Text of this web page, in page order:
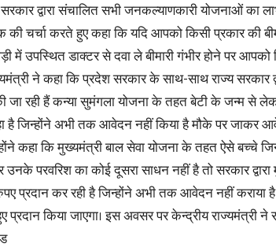
द्वारा संचालित सभी जनकल्याणकारी योजनाओं का
चर्चा करते हुए कहा कि यदि आपको किसी प्रकार की
में उपस्थित डाक्टर से दवा ले बीमारी गंभीर होने पर
ने कहा कि प्रदेश सरकार के साथ-साथ राज्य सरकार
जा रही हैं कन्या सुमंगला योजना के तहत बेटी के जन्म से
है जिन्होंने अभी तक आवेदन नहीं किया है मौके पर
कहा कि मुख्यमंत्री बाल सेवा योजना के तहत ऐसे बच्चे
परवरिश का कोई दूसरा साधन नहीं है तो सरकार
रुपए प्रदान कर रही है जिन्होंने अभी तक आवेदन नहीं
किया जाएगा। इस अवसर पर केन्द्रीय राज्यमंत्री ने